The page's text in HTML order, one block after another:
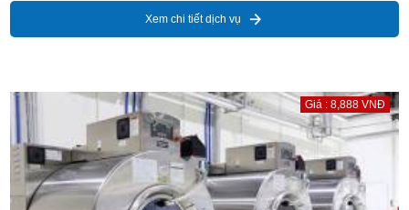
Xem chi tiết dịch vụ
Giá : 8,888 VNĐ